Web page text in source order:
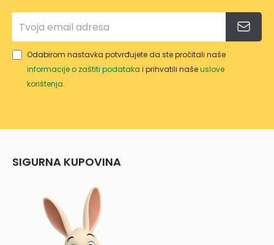
Odabirom nastavka potvrđujete da ste pročitali naše
informacije o zaštiti podataka i prihvatili našeuslove
korištenja.
SIGURNA KUPOVINA